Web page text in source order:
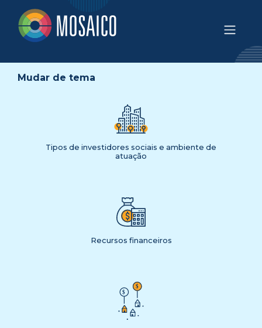
Mudar de tema
Tipos de investidores sociais e ambiente de
atuação
Recursos financeiros